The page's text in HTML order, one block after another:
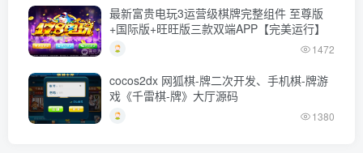
最新富贵电玩3运营级棋牌完整组件 至尊版
+国际版+旺旺版三款双端APP【完美运行】
1472
cocos2dx 网狐棋-牌二次开发、手机棋-牌游
戏《千雷棋-牌》大厅源码
1380